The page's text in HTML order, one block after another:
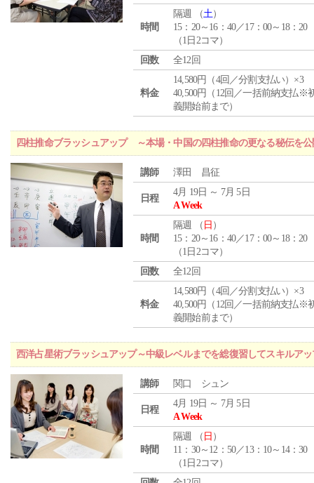
時間
隔週 （土）
15：20～16：40／17：00～18：20
（1日2コマ）
回数
全12回
料金
14,580円（4回／分割支払い）×3
40,500円（12回／一括前納支払※
義開始前まで）
四柱推命ブラッシュアップ ～本場・中国の四柱推命の更なる秘伝を
講師 澤田 昌征
日程
4月 19日 ～ 7月 5日
A Week
時間
隔週 （ 日 ）
15：20～16：40／17：00～18：20
（1日2コマ）
回数
全12回
料金
14,580円（4回／分割支払い）×3
40,500円（12回／一括前納支払※
義開始前まで）
西洋占星術ブラッシュアップ～中級レベルまでを総復習してスキルア
講師 関口 シュン
日程
4月 19日 ～ 7月 5日
A Week
時間
隔週 （ 日 ）
11：30～12：50／13：10～14：30
（1日2コマ）